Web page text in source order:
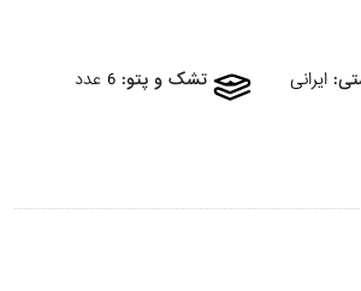
ایرانی تشک و پتو: 6 عدد